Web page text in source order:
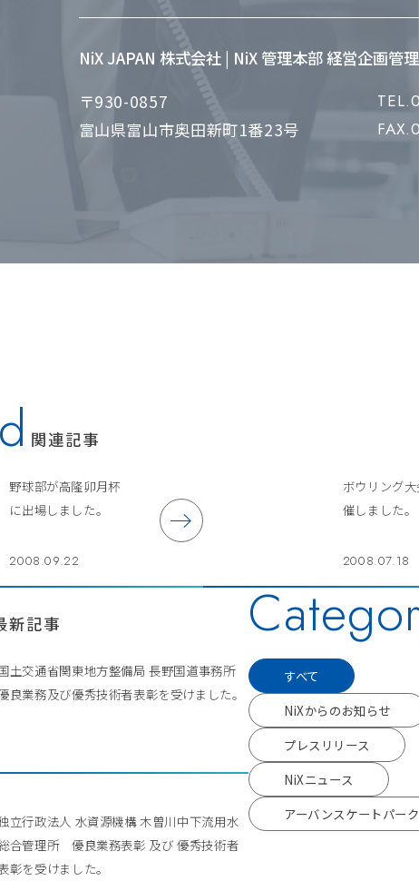
NiX JAPAN 株式会社 | NiX 管理本部 経営企画管
〒930-0857
富山県富山市奥田新町1番23号
関連記事
野球部が高隆卯月杯
に出場しました。
2008.09.22
ボウリング
催しました。
2008.07.18
新記事
土交通省関東地方整備局 長野国道事務所
良業務及び優秀技術者表彰を受けました。
立行政法人 水資源機構 木曽川中下流用水
合管理所 優良業務表彰 及び 優秀技術者
彰を受けました。
すべて
NiXからのお知らせ
プレスリリース
NiXニュース
アーバンスケートパーク